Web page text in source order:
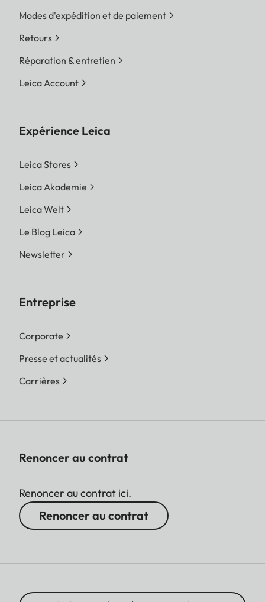
Modes d'expédition et de paiement
Retours
Réparation & entretien
Leica Account
Expérience Leica
Leica Stores
Leica Akademie
Leica Welt
Le Blog Leica
Newsletter
Entreprise
Corporate
Presse et actualités
Carrières
Renoncer au contrat
Renoncer au contrat ici.
Renoncer au contrat